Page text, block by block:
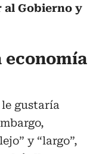
al Gobierno y
economía
le gustaría
y “largo”,